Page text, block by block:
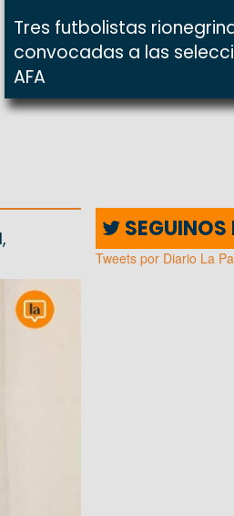
Tres futbolistas
convocadas a las
AFA
SEGUINOS
Tweets por Diario La